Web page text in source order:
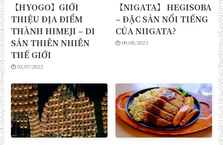
【HYOGO】GIỚI
THIỆU ĐỊA ĐIỂM
THÀNH HIMEJI – DI
SẢN THIÊN NHIÊN
THẾ GIỚI
02/07/2022
【NIGATA】 HEGISOBA
– ĐẶC SẢN NỔI TIẾNG
CỦA NIIGATA?
09/05/2023